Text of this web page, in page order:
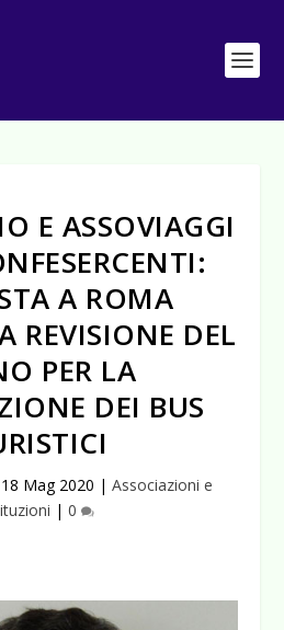
E ASSOVIAGGI
A ROMA
REVISIONE DEL
PER LA
DEI BUS
18 Mag 2020 | Associazioni e
| 0